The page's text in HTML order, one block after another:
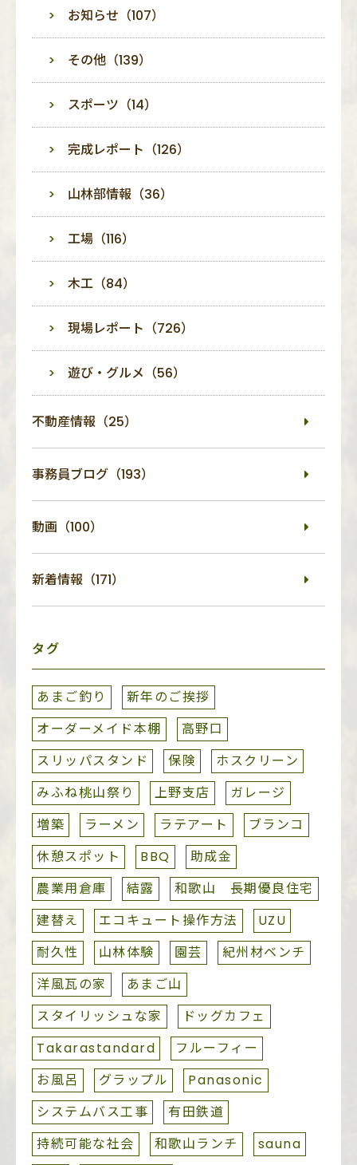
お知らせ（107）
その他（139）
スポーツ（14）
完成レポート（126）
山林部情報（36）
工場（116）
木工（84）
現場レポート（726）
遊び・グルメ（56）
不動産情報（25）
事務員ブログ（193）
動画（100）
新着情報（171）
タグ
あまご釣り
新年のご挨拶
オーダーメイド本棚
高野口
スリッパスタンド
保険
ホスクリーン
みふね桃山祭り
上野支店
ガレージ
増築
ラーメン ラテアート
ブランコ
休憩スポット
BBQ
助成金
農業用倉庫
結露
和歌山 長期優良住宅
建替え
エコキュート操作方法
UZU
耐久性
山林体験 園芸
紀州材ベンチ
洋風瓦の家
あまご山
スタイリッシュな家
ドッグカフェ
Takarastandard
フルーフィー
お風呂
グラップル
Panasonic
システムバス工事
有田鉄道
持続可能な社会
和歌山ランチ
sauna